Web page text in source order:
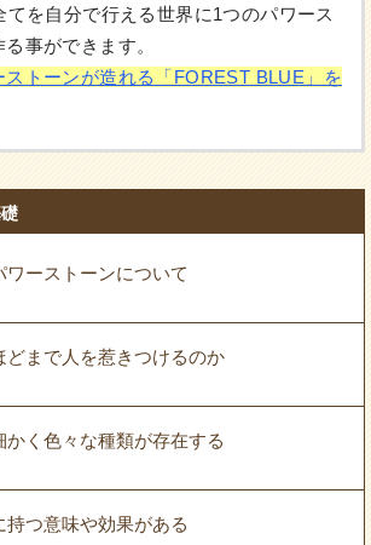
てを自分で行える世界に1つのパワース
事ができます。
ストーンが造れる「FOREST BLUE」を
ワーストーンについて
どまで人を惹きつけるのか
かく色々な種類が存在する
持つ意味や効果がある